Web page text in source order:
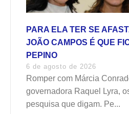
PARA ELA TER SE
JOÃO CAMPOS É QUE
PEPINO
6 de agosto de 2026
Romper com Márcia
governadora Raquel Lyra,
pesquisa que digam. Pe...